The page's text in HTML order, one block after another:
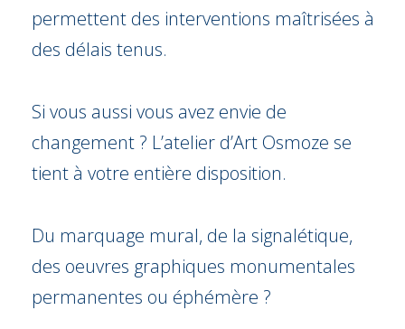
permettent des interventions maîtrisées à
des délais tenus.
Si vous aussi vous avez envie de
changement ? L’atelier d’Art Osmoze se
tient à votre entière disposition.
Du marquage mural, de la signalétique,
des oeuvres graphiques monumentales
permanentes ou éphémère ?